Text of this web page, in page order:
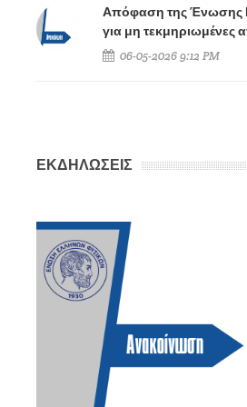
Απόφαση της Ένωσης
για μη τεκμηριωμένες
06-05-2026 9:12 PM
ΕΚΔΗΛΩΣΕΙΣ